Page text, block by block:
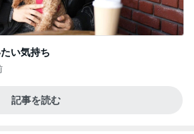
い気持ち
記事を読む